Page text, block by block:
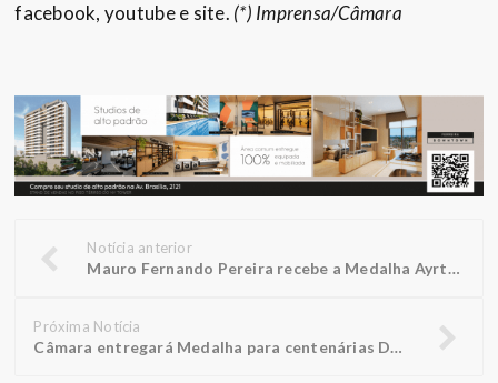
facebook, youtube e site. (*) Imprensa/Câmara
Notícia anterior
Mauro Fernando Pereira recebe a Medalha Ayrton Senna
Próxima Notícia
Câmara entregará Medalha para centenárias Doralice e Rosália